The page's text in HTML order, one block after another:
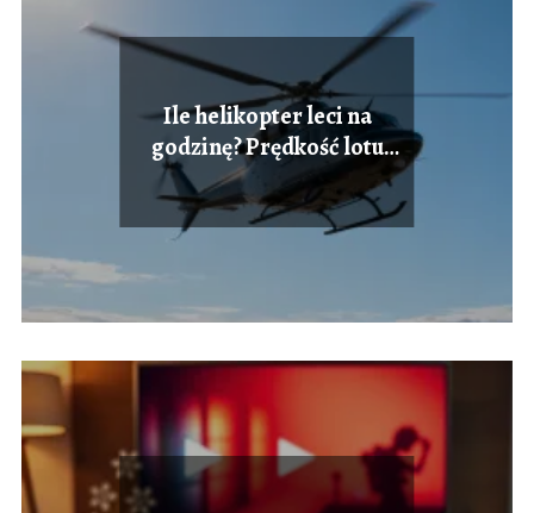
Ile helikopter leci na
godzinę? Prędkość lotu
śmigłowców